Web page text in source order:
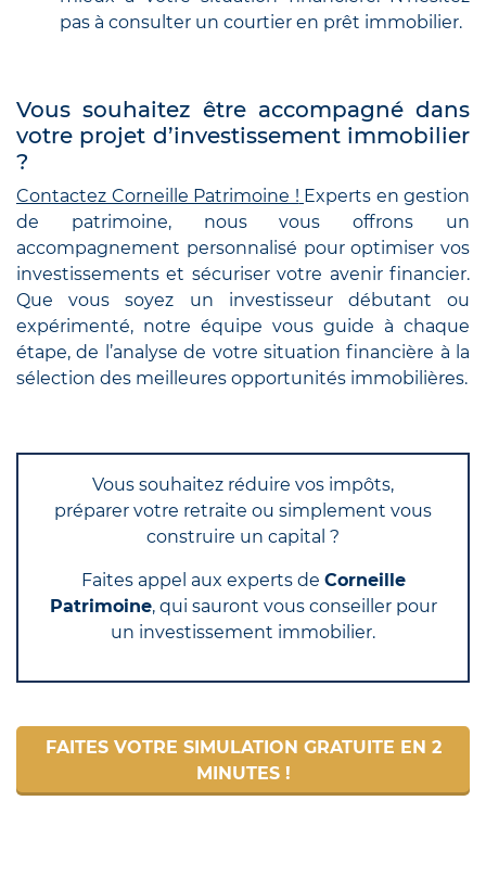
pas à consulter un courtier en prêt immobilier.
Vous souhaitez être accompagné dans
votre projet d’investissement immobilier
?
Contactez Corneille Patrimoine ! Experts en gestion
de patrimoine, nous vous offrons un
accompagnement personnalisé pour optimiser vos
investissements et sécuriser votre avenir financier.
Que vous soyez un investisseur débutant ou
expérimenté, notre équipe vous guide à chaque
étape, de l’analyse de votre situation financière à la
sélection des meilleures opportunités immobilières.
Vous souhaitez réduire vos impôts,
préparer votre retraite ou simplement vous
construire un capital ?
Faites appel aux experts de Corneille
Patrimoine, qui sauront vous conseiller pour
un investissement immobilier.
FAITES VOTRE SIMULATION GRATUITE EN 2
MINUTES !